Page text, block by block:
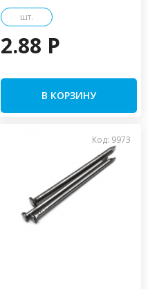
шт.
2.88 P
В КОРЗИНУ
Код: 9973